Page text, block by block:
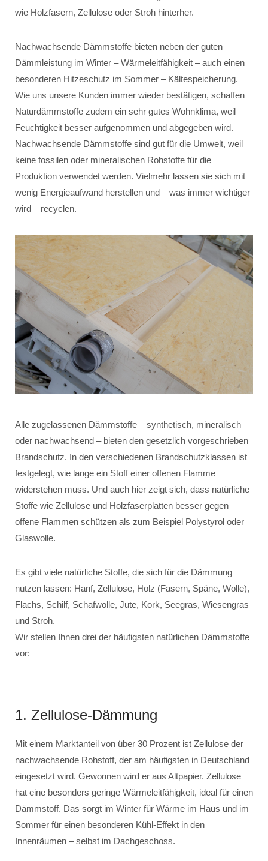
wie Holzfasern, Zellulose oder Stroh hinterher.
Nachwachsende Dämmstoffe bieten neben der guten
Dämmleistung im Winter – Wärmeleitfähigkeit – auch einen
besonderen Hitzeschutz im Sommer – Kältespeicherung.
Wie uns unsere Kunden immer wieder bestätigen, schaffen
Naturdämmstoffe zudem ein sehr gutes Wohnklima, weil
Feuchtigkeit besser aufgenommen und abgegeben wird.
Nachwachsende Dämmstoffe sind gut für die Umwelt, weil
keine fossilen oder mineralischen Rohstoffe für die
Produktion verwendet werden. Vielmehr lassen sie sich mit
wenig Energieaufwand herstellen und – was immer wichtiger
wird – recyclen.
Alle zugelassenen Dämmstoffe – synthetisch, mineralisch
oder nachwachsend – bieten den gesetzlich vorgeschrieben
Brandschutz. In den verschiedenen Brandschutzklassen ist
festgelegt, wie lange ein Stoff einer offenen Flamme
widerstehen muss. Und auch hier zeigt sich, dass natürliche
Stoffe wie Zellulose und Holzfaserplatten besser gegen
offene Flammen schützen als zum Beispiel Polystyrol oder
Glaswolle.
Es gibt viele natürliche Stoffe, die sich für die Dämmung
nutzen lassen: Hanf, Zellulose, Holz (Fasern, Späne, Wolle),
Flachs, Schilf, Schafwolle, Jute, Kork, Seegras, Wiesengras
und Stroh.
Wir stellen Ihnen drei der häufigsten natürlichen Dämmstoffe
vor:
1. Zellulose-Dämmung
Mit einem Marktanteil von über 30 Prozent ist Zellulose der
nachwachsende Rohstoff, der am häufigsten in Deutschland
eingesetzt wird. Gewonnen wird er aus Altpapier. Zellulose
hat eine besonders geringe Wärmeleitfähigkeit, ideal für einen
Dämmstoff. Das sorgt im Winter für Wärme im Haus und im
Sommer für einen besonderen Kühl-Effekt in den
Innenräumen – selbst im Dachgeschoss.